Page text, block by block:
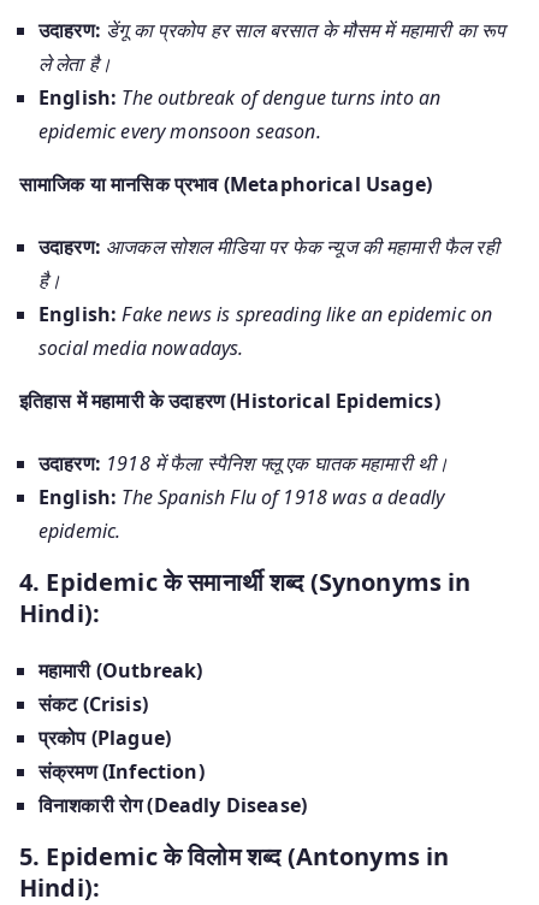
उदाहरण: डेंगू का प्रकोप हर साल बरसात के मौसम में महामारी का रूप
ले लेता है।
English: The outbreak of dengue turns into an
epidemic every monsoon season.
सामाजिक या मानसिक प्रभाव (Metaphorical Usage)
उदाहरण: आजकल सोशल मीडिया पर फेक न्यूज की महामारी फैल रही
है।
English: Fake news is spreading like an epidemic on
social media nowadays.
इतिहास में महामारी के उदाहरण (Historical Epidemics)
उदाहरण: 1918 में फैला स्पैनिश फ्लू एक घातक महामारी थी।
English: The Spanish Flu of 1918 was a deadly
epidemic.
4. Epidemic के समानार्थी शब्द (Synonyms in
Hindi):
महामारी (Outbreak)
संकट (Crisis)
प्रकोप (Plague)
संक्रमण (Infection)
विनाशकारी रोग (Deadly Disease)
5. Epidemic के विलोम शब्द (Antonyms in
Hindi):